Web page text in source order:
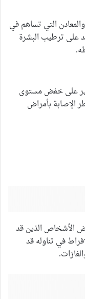
التي تساهم في
على ترطيب البشرة
على خفض مستوى
الإصابة بأمراض
الأشخاص الذين قد
في تناوله قد